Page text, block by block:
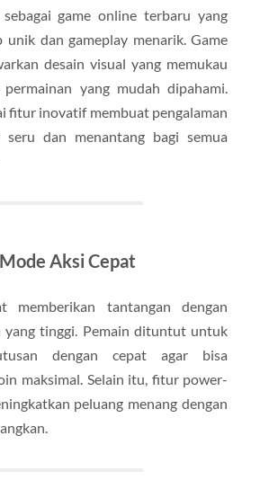
game online terbaru yang
unik dan gameplay menarik. Game
desain visual yang memukau
yang mudah dipahami.
fitur inovatif membuat pengalaman
seru dan menantang bagi semua
Aksi Cepat
memberikan tantangan dengan
yang tinggi. Pemain dituntut untuk
dengan cepat agar bisa
maksimal. Selain itu, fitur power-
peluang menang dengan